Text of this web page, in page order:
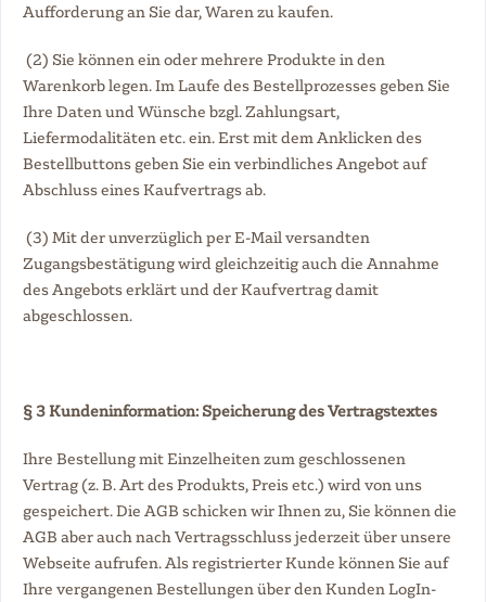
Aufforderung an Sie dar, Waren zu kaufen.
(2) Sie können ein oder mehrere Produkte in den
Warenkorb legen. Im Laufe des Bestellprozesses geben Sie
Ihre Daten und Wünsche bzgl. Zahlungsart,
Liefermodalitäten etc. ein. Erst mit dem Anklicken des
Bestellbuttons geben Sie ein verbindliches Angebot auf
Abschluss eines Kaufvertrags ab.
(3) Mit der unverzüglich per E-Mail versandten
Zugangsbestätigung wird gleichzeitig auch die Annahme
des Angebots erklärt und der Kaufvertrag damit
abgeschlossen.
§ 3 Kundeninformation: Speicherung des Vertragstextes
Ihre Bestellung mit Einzelheiten zum geschlossenen
Vertrag (z. B. Art des Produkts, Preis etc.) wird von uns
gespeichert. Die AGB schicken wir Ihnen zu, Sie können die
AGB aber auch nach Vertragsschluss jederzeit über unsere
Webseite aufrufen. Als registrierter Kunde können Sie auf
Ihre vergangenen Bestellungen über den Kunden LogIn-